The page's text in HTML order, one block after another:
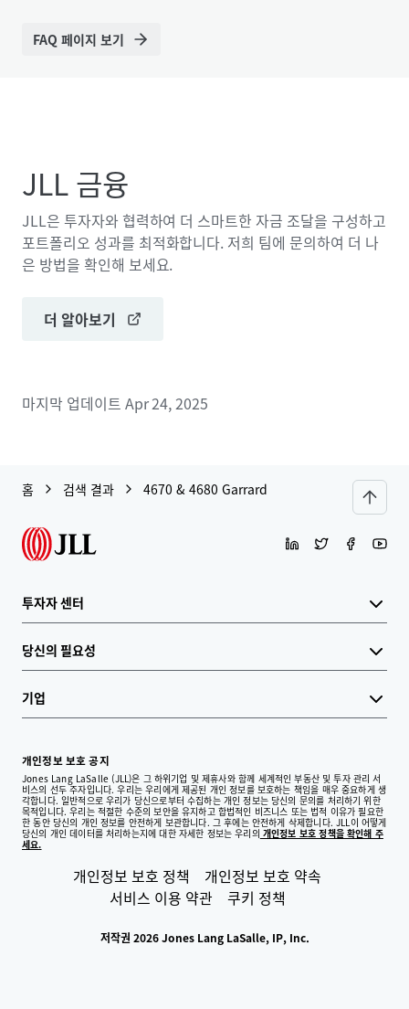
FAQ 페이지 보기
JLL 금융
JLL은 투자자와 협력하여 더 스마트한 자금 조달을 구성하고
포트폴리오 성과를 최적화합니다. 저희 팀에 문의하여 더 나
은 방법을 확인해 보세요.
더 알아보기
마지막 업데이트 Apr 24, 2025
홈 검색 결과 4670 & 4680 Garrard
투자자 센터
당신의 필요성
기업
개인정보 보호 공지
Jones Lang LaSalle (JLL)은 그 하위기업 및 제휴사와 함께 세계적인 부동산 및 투자 관리 서
비스의 선두 주자입니다. 우리는 우리에게 제공된 개인 정보를 보호하는 책임을 매우 중요하게 생
각합니다. 일반적으로 우리가 당신으로부터 수집하는 개인 정보는 당신의 문의를 처리하기 위한
목적입니다. 우리는 적절한 수준의 보안을 유지하고 합법적인 비즈니스 또는 법적 이유가 필요한
한 동안 당신의 개인 정보를 안전하게 보관합니다. 그 후에는 안전하게 삭제합니다. JLL이 어떻게
당신의 개인 데이터를 처리하는지에 대한 자세한 정보는 우리의 개인정보 보호 정책을 확인해 주
세요.
개인정보 보호 정책
개인정보 보호 약속
서비스 이용 약관
쿠키 정책
저작권 2026 Jones Lang LaSalle, IP, Inc.